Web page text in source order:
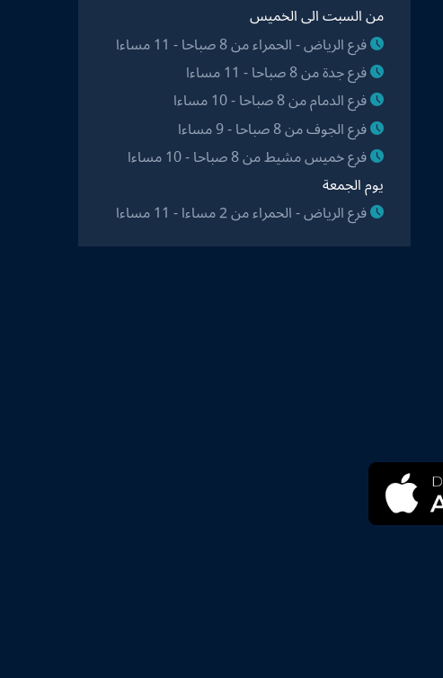
من السبت الى الخميس
فرع الرياض - الحمراء من 8 صباحا - 11 مساءا
فرع جدة من 8 صباحا - 11 مساءا
فرع الدمام من 8 صباحا - 10 مساءا
فرع الجوف من 8 صباحا - 9 مساءا
فرع خميس مشيط من 8 صباحا - 10 مساءا
يوم الجمعة
فرع الرياض - الحمراء من 2 مساءا - 11 مساءا